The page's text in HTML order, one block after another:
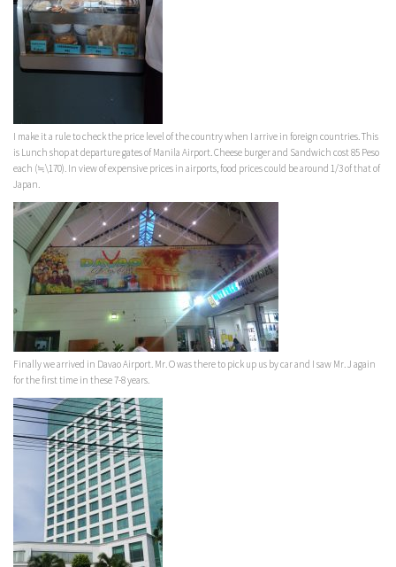
I make it a rule to check the price level of the country when I arrive in foreign countries. This
is Lunch shop at departure gates of Manila Airport. Cheese burger and Sandwich cost 85 Peso
each (≒\170). In view of expensive prices in airports, food prices could be around 1/3 of that of
Japan.
Finally we arrived in Davao Airport. Mr. O was there to pick up us by car and I saw Mr. J again
for the first time in these 7-8 years.